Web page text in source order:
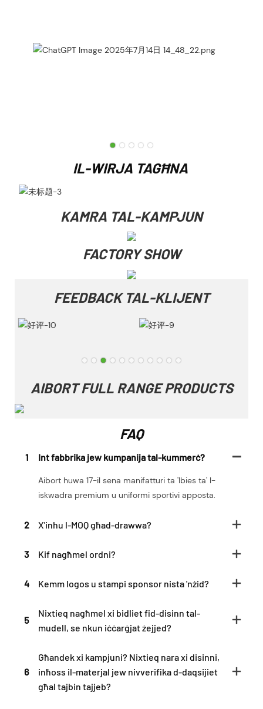
IL-WIRJA TAGĦNA
KAMRA TAL-KAMPJUN
FACTORY SHOW
FEEDBACK TAL-KLIJENT
AIBORT FULL RANGE PRODUCTS
FAQ
1 Int fabbrika jew kumpanija tal-kummerċ?
Aibort huwa 17-il sena manifatturi ta 'lbies ta' l-
iskwadra premium u uniformi sportivi apposta.
2 X'inhu l-MOQ għad-drawwa?
3 Kif nagħmel ordni?
4 Kemm logos u stampi sponsor nista 'nżid?
5
Nixtieq nagħmel xi bidliet fid-disinn tal-
mudell, se nkun iċċarġjat żejjed?
6
Għandek xi kampjuni? Nixtieq nara xi disinni,
inħoss il-materjal jew nivverifika d-daqsijiet
għal tajbin tajjeb?